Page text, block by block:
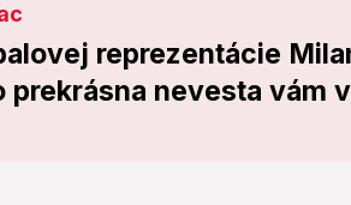
reprezentácie
prekrásna nevesta vám